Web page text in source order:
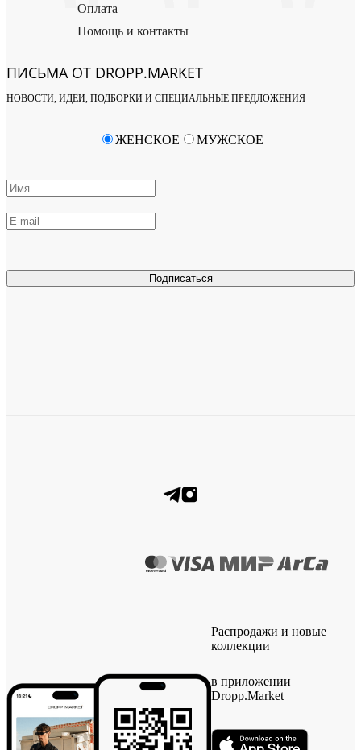
Оплата
Помощь и контакты
ПИСЬМА ОТ DROPP.MARKET
НОВОСТИ, ИДЕИ, ПОДБОРКИ И СПЕЦИАЛЬНЫЕ ПРЕДЛОЖЕНИЯ
Подписаться
ЖЕНСКОЕ МУЖСКОЕ
Распродажи и новые
коллекции
в приложении
Dropp.Market